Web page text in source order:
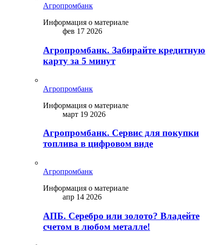
Агропромбанк
Информация о материале
фев 17 2026
Агропромбанк. Забирайте кредитную
карту за 5 минут
Агропромбанк
Информация о материале
март 19 2026
Агропромбанк. Сервис для покупки
топлива в цифровом виде
Агропромбанк
Информация о материале
апр 14 2026
АПБ. Серебро или золото? Владейте
счетом в любом металле!